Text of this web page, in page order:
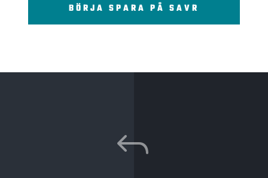
BÖRJA SPARA PÅ SAVR
J